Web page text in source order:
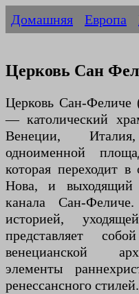
Домашняя Европа
Церковь Сан
Церковь Сан-Феличе
— католический
Венеции,
одноименной
которая переходит
Нова, и
канала Сан-
историей,
представляет
венецианской
элементы
ренессансного стилей.